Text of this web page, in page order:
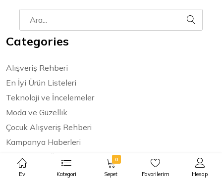
Categories
Alışveriş Rehberi
En İyi Ürün Listeleri
Teknoloji ve İncelemeler
Moda ve Güzellik
Çocuk Alışveriş Rehberi
Kampanya Haberleri
Moda & Stil Önerileri
Sosyal Medya
Ev Kategori
0
Sepet Favorilerim Hesap